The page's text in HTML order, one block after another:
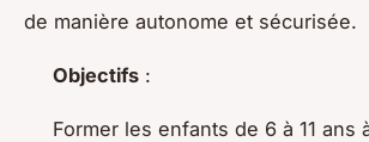
de manière autonome et sécurisée.
Objectifs :
Former les enfants de 6 à 11 ans